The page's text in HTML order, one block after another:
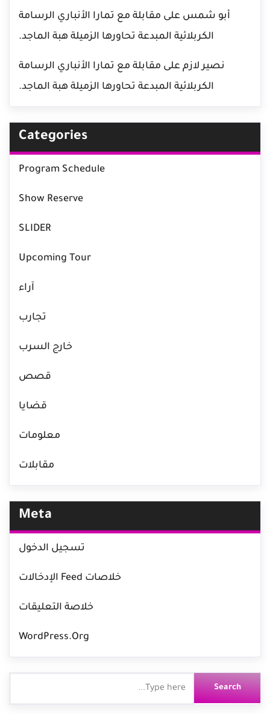
أبو شمس على مقابلة مع تمارا الأنباري الرسامة
الكربلائية المبدعة تحاورها الزميلة هبة الماجد.
نصير لازم على مقابلة مع تمارا الأنباري الرسامة
الكربلائية المبدعة تحاورها الزميلة هبة الماجد.
Categories
Program Schedule
Show Reserve
SLIDER
Upcoming Tour
آراء
تجارب
خارج السرب
قصص
قضايا
معلومات
مقابلات
Meta
تسجيل الدخول
خلاصات Feed الإدخالات
خلاصة التعليقات
WordPress.org